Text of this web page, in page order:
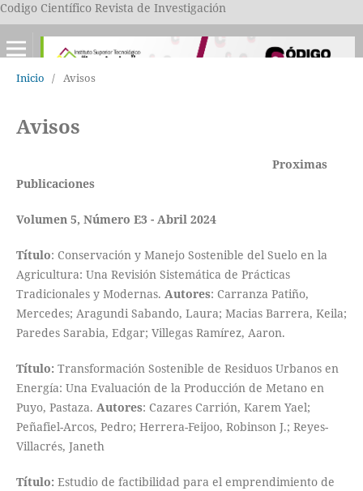
Codigo Científico Revista de Investigación
Inicio / Avisos
Avisos
Proximas
Publicaciones
Volumen 5, Número E3 - Abril 2024
Título: Conservación y Manejo Sostenible del Suelo en la
Agricultura: Una Revisión Sistemática de Prácticas
Tradicionales y Modernas. Autores: Carranza Patiño,
Mercedes; Aragundi Sabando, Laura; Macias Barrera, Keila;
Paredes Sarabia, Edgar; Villegas Ramírez, Aaron.
Título: Transformación Sostenible de Residuos Urbanos en
Energía: Una Evaluación de la Producción de Metano en
Puyo, Pastaza. Autores: Cazares Carrión, Karem Yael;
Peñafiel-Arcos, Pedro; Herrera-Feijoo, Robinson J.; Reyes-
Villacrés, Janeth
Título: Estudio de factibilidad para el emprendimiento de